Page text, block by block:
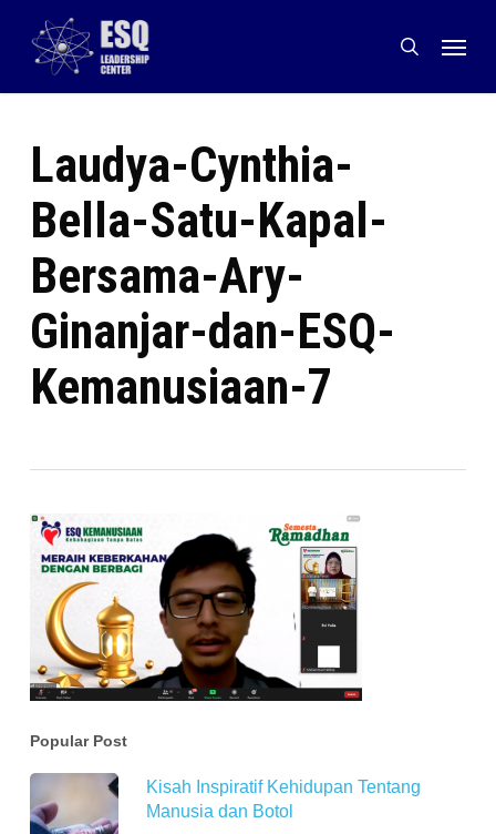
content
search
Menu
Laudya-Cynthia-
Bella-Satu-Kapal-
Bersama-Ary-
Ginanjar-dan-ESQ-
Kemanusiaan-7
Popular Post
Kisah Inspiratif Kehidupan Tentang
Manusia dan Botol